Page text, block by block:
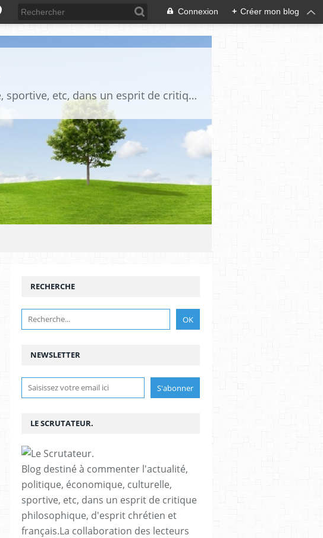
Connexion + Créer mon blog
Blog destiné à commenter l'actualité, politique, économique, culturelle, sportive, etc, dans un esprit de critique philosophique, d'esprit chrétien et français.La collaboration des lecteurs est souhaitée, de même que la courtoisie, et l'esprit de tolérance.
NEWSLETTER
RECHERCHE
LE SCRUTATEUR.
Blog destiné à commenter l'actualité,
politique, économique, culturelle,
sportive, etc, dans un esprit de critique
philosophique, d'esprit chrétien et
français.La collaboration des lecteurs